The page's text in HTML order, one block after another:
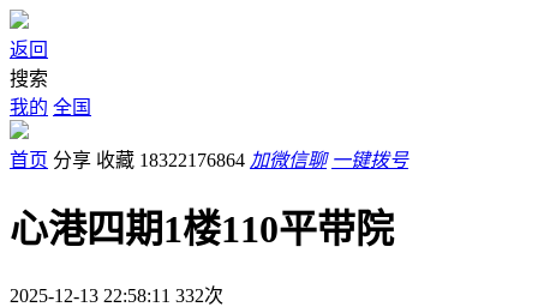
返回
搜索
我的 全国
首页 分享 收藏 18322176864 加微信聊 一键拨号
心港四期1楼110平带院
2025-12-13 22:58:11 332次